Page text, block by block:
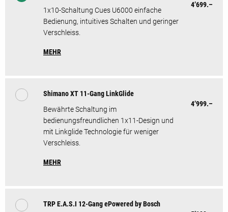
1x10-Schaltung Cues U6000 einfache
Bedienung, intuitives Schalten und geringer
Verschleiss.
MEHR
4’699.–
Shimano XT 11-Gang LinkGlide
Bewährte Schaltung im
bedienungsfreundlichen 1x11-Design und
mit Linkglide Technologie für weniger
Verschleiss.
MEHR
4’999.–
TRP E.A.S.I 12-Gang ePowered by Bosch